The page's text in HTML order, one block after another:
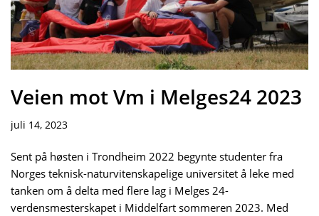
Veien mot Vm i Melges24 2023
juli 14, 2023
Sent på høsten i Trondheim 2022 begynte studenter fra
Norges teknisk-naturvitenskapelige universitet å leke med
tanken om å delta med flere lag i Melges 24-
verdensmesterskapet i Middelfart sommeren 2023. Med